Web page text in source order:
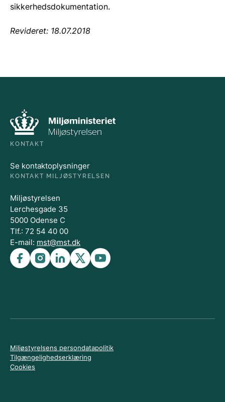
sikkerhedsdokumentation.
Revideret: 18.07.2018
KONTAKT
Se kontaktoplysninger
KONTAKT MILJØSTYRELSEN
Miljøstyrelsen
Lerchesgade 35
5000 Odense C
Tlf.: 72 54 40 00
E-mail: mst@mst.dk
Miljøstyrelsens persondatapolitik
Tilgængelighedserklæring
Cookies